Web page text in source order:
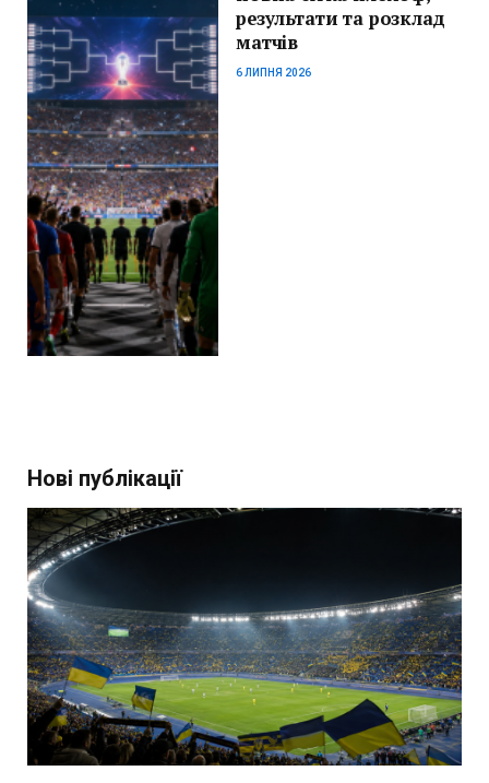
результати та розклад
матчів
6 ЛИПНЯ 2026
Нові публікації